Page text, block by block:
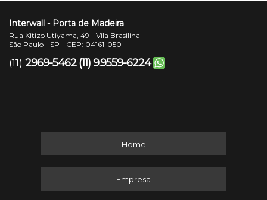
Interwall - Porta de Madeira
Rua Kitizo Utiyama, 49 - Vila Brasilina
São Paulo - SP - CEP: 04161-050
(11) 2969-5462 (11) 9.9559-6224
Home
Empresa